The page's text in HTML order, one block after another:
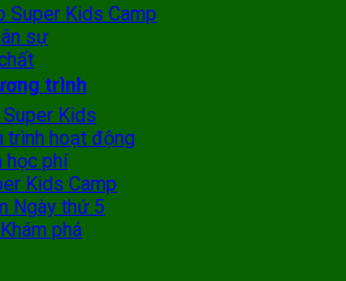
Super Kids Camp
sự
trình
Kids
trình hoạt động
học phí
Kids Camp
Ngày thứ 5
phá